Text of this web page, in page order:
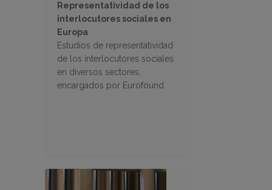
Representatividad de los
interlocutores sociales en
Europa
Estudios de representatividad
de los interlocutores sociales
en diversos sectores,
encargados por Eurofound